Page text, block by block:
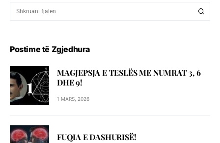
Postime të Zgjedhura
MAGJEPSJA E TESLËS ME NUMRAT 3, 6
DHE 9!
1 MARS, 2026
FUQIA E DASHURISË!